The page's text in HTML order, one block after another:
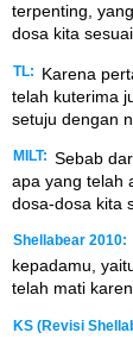
terpenting,
dosa kita
TL:
Karena
telah kuterima
setuju dengan
MILT: Sebab
apa yang telah
dosa-dosa kita
Shellabear 2010:
kepadamu,
telah mati
KS (Revisi